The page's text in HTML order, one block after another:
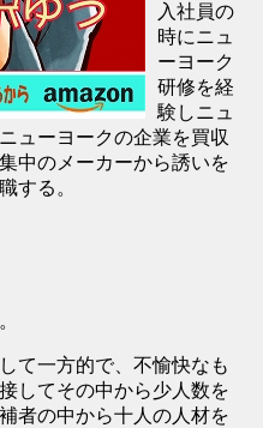
入社員の
時にニュ
ーヨーク
研修を経
験しニュ
ューヨークの企業を買収
中のメーカーから誘いを
する。
て一方的で、不愉快なも
してその中から少人数を
者の中から十人の人材を